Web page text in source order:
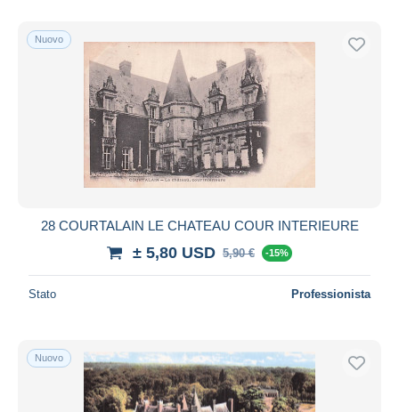
Nuovo
28 COURTALAIN LE CHATEAU COUR INTERIEURE
± 5,80 USD 5,90 € -15%
Stato Professionista
Nuovo